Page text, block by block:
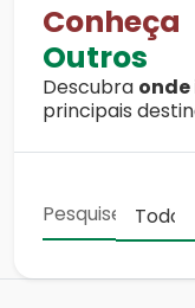
Conheça
Outros
Descubra onde
principais